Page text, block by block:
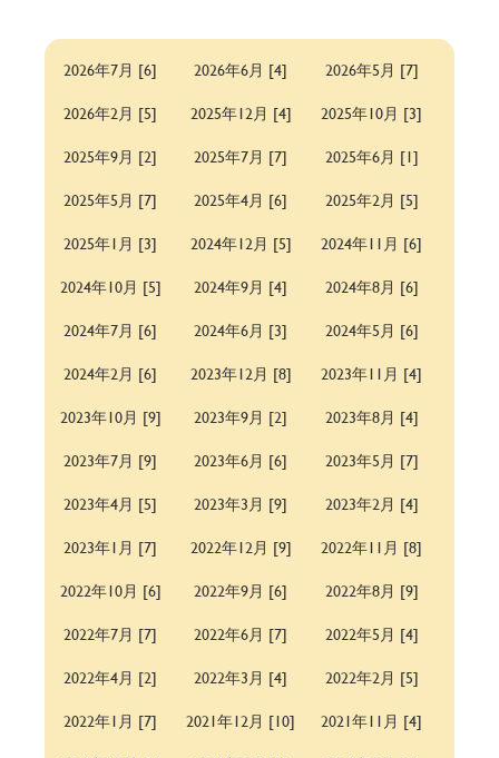
2026年7月 [6] 2026年6月 [4]
2026年5月 [7]
2026年2月 [5]
2025年12月 [4]
2025年10月 [3]
2025年9月 [2]
2025年7月 [7]
2025年6月 [1]
2025年5月 [7]
2025年4月 [6]
2025年2月 [5]
2025年1月 [3]
2024年12月 [5]
2024年11月 [6]
2024年10月 [5]
2024年9月 [4]
2024年8月 [6]
2024年7月 [6]
2024年6月 [3]
2024年5月 [6]
2024年2月 [6]
2023年12月 [8]
2023年11月 [4]
2023年10月 [9]
2023年9月 [2]
2023年8月 [4]
2023年7月 [9]
2023年6月 [6]
2023年5月 [7]
2023年4月 [5]
2023年3月 [9]
2023年2月 [4]
2023年1月 [7]
2022年12月 [9]
2022年11月 [8]
2022年10月 [6]
2022年9月 [6]
2022年8月 [9]
2022年7月 [7]
2022年6月 [7]
2022年5月 [4]
2022年4月 [2]
2022年3月 [4]
2022年2月 [5]
2022年1月 [7]
2021年12月 [10]
2021年11月 [4]